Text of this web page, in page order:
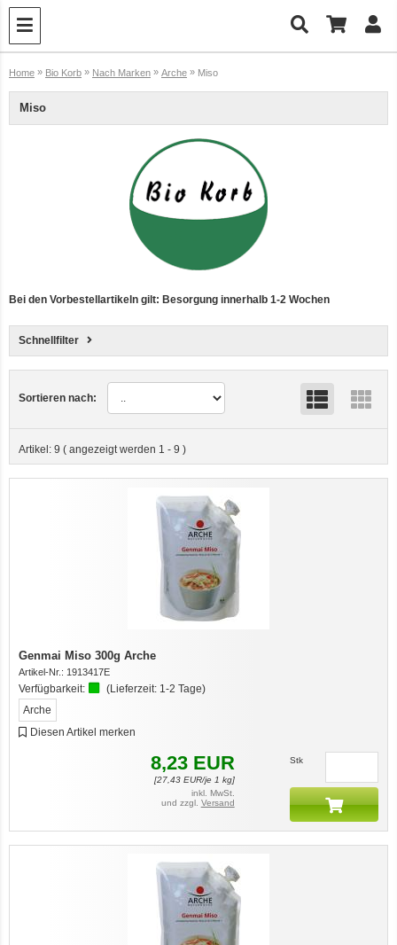
Home » Bio Korb » Nach Marken » Arche » Miso
Miso
Bei den Vorbestellartikeln gilt: Besorgung innerhalb 1-2 Wochen
Schnellfilter
Sortieren nach:
Artikel: 9 ( angezeigt werden 1 - 9 )
Genmai Miso 300g Arche
Artikel-Nr.: 1913417E
Verfügbarkeit: (Lieferzeit: 1-2 Tage)
Arche
Diesen Artikel merken
8,23 EUR
[27,43EUR/je 1 kg]
inkl. MwSt.
und zzgl. Versand
Stk